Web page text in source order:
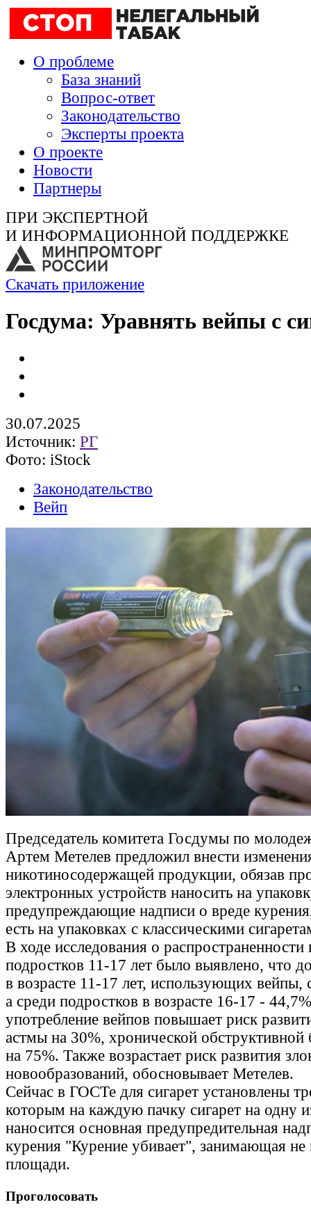
О проблеме
База знаний
Вопрос-ответ
Законодательство
Эксперты проекта
О проекте
Новости
Партнеры
ПРИ ЭКСПЕРТНОЙ
И ИНФОРМАЦИОННОЙ ПОДДЕРЖКЕ
Скачать приложение
Госдума: Уравнять вейпы с
30.07.2025
Источник: РГ
Фото: iStock
Законодательство
Вейп
Председатель комитета Госдумы по
Артем Метелев предложил внести
никотиносодержащей продукции, обязав
электронных устройств наносить на
предупреждающие надписи о вреде
есть на упаковках с классическими
В ходе исследования о распространенности
подростков 11-17 лет было выявлено, что
в возрасте 11-17 лет, использующих вейпы,
а среди подростков в возрасте 16-17 -
употребление вейпов повышает риск
астмы на 30%, хронической обструктивной
на 75%. Также возрастает риск развития
новообразований, обосновывает Метелев.
Сейчас в ГОСТе для сигарет установлены
которым на каждую пачку сигарет на одну
наносится основная предупредительная
курения "Курение убивает", занимающая не
площади.
Проголосовать